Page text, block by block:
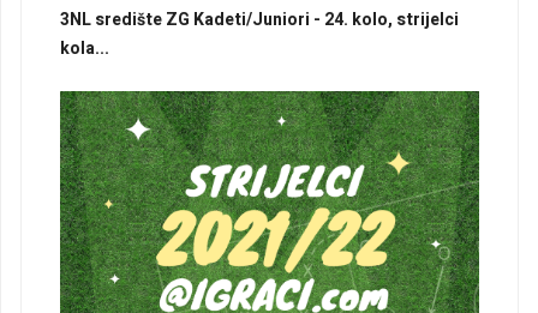
3NL središte ZG Kadeti/Juniori - 24. kolo, strijelci
kola...